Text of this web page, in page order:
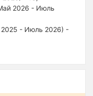
2026 - Июль
2025 - Июль 2026) -